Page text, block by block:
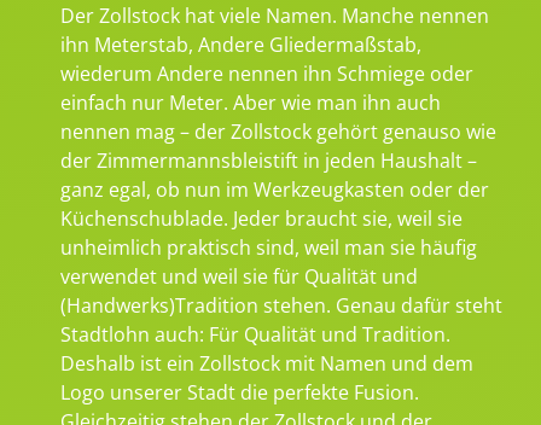
Der Zollstock hat viele Namen. Manche nennen
ihn Meterstab, Andere Gliedermaßstab,
wiederum Andere nennen ihn Schmiege oder
einfach nur Meter. Aber wie man ihn auch
nennen mag – der Zollstock gehört genauso wie
der Zimmermannsbleistift in jeden Haushalt –
ganz egal, ob nun im Werkzeugkasten oder der
Küchenschublade. Jeder braucht sie, weil sie
unheimlich praktisch sind, weil man sie häufig
verwendet und weil sie für Qualität und
(Handwerks)Tradition stehen. Genau dafür steht
Stadtlohn auch: Für Qualität und Tradition.
Deshalb ist ein Zollstock mit Namen und dem
Logo unserer Stadt die perfekte Fusion.